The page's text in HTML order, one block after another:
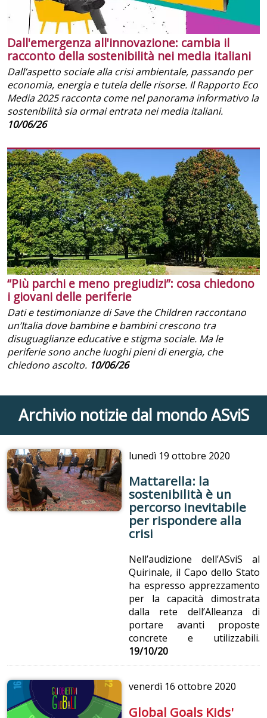
Dall'emergenza all'innovazione: cambia il
racconto della sostenibilità nei media italiani
Dall’aspetto sociale alla crisi ambientale, passando per
economia, energia e tutela delle risorse. Il Rapporto Eco
Media 2025 racconta come nel panorama informativo la
sostenibilità sia ormai entrata nei media italiani.
10/06/26
“Più parchi e meno pregiudizi”: cosa chiedono
i giovani delle periferie
Dati e testimonianze di Save the Children raccontano
un’Italia dove bambine e bambini crescono tra
disuguaglianze educative e stigma sociale. Ma le
periferie sono anche luoghi pieni di energia, che
chiedono ascolto. 10/06/26
Archivio notizie dal mondo ASviS
lunedì 19 ottobre 2020
Mattarella: la
sostenibilità è un
percorso inevitabile
per rispondere alla
crisi
Nell’audizione dell’ASviS al
Quirinale, il Capo dello Stato
ha espresso apprezzamento
per la capacità dimostrata
dalla rete dell’Alleanza di
portare avanti proposte
concrete e utilizzabili.
19/10/20
venerdì 16 ottobre 2020
Global Goals Kids'